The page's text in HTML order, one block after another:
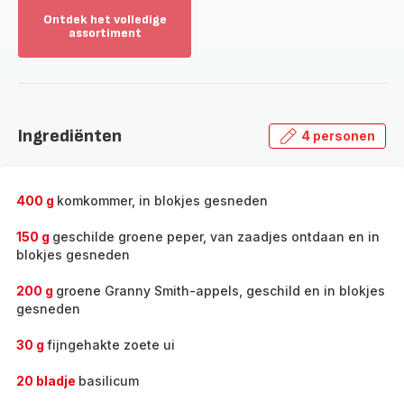
Ontdek het volledige
assortiment
volledige
Ingrediënten 4 personen
400 g komkommer, in blokjes gesneden
150 g geschilde groene peper, van zaadjes ontdaan en in
blokjes gesneden
200 g groene Granny Smith-appels, geschild en in blokjes
gesneden
30 g fijngehakte zoete ui
20 bladje basilicum